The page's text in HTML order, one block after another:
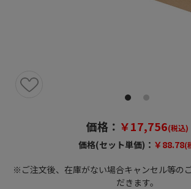
価格： ￥17,756(税込)
価格(セット単価)： ￥88.78(
※ご注文後、在庫がない場合キャンセル等の
だきます。